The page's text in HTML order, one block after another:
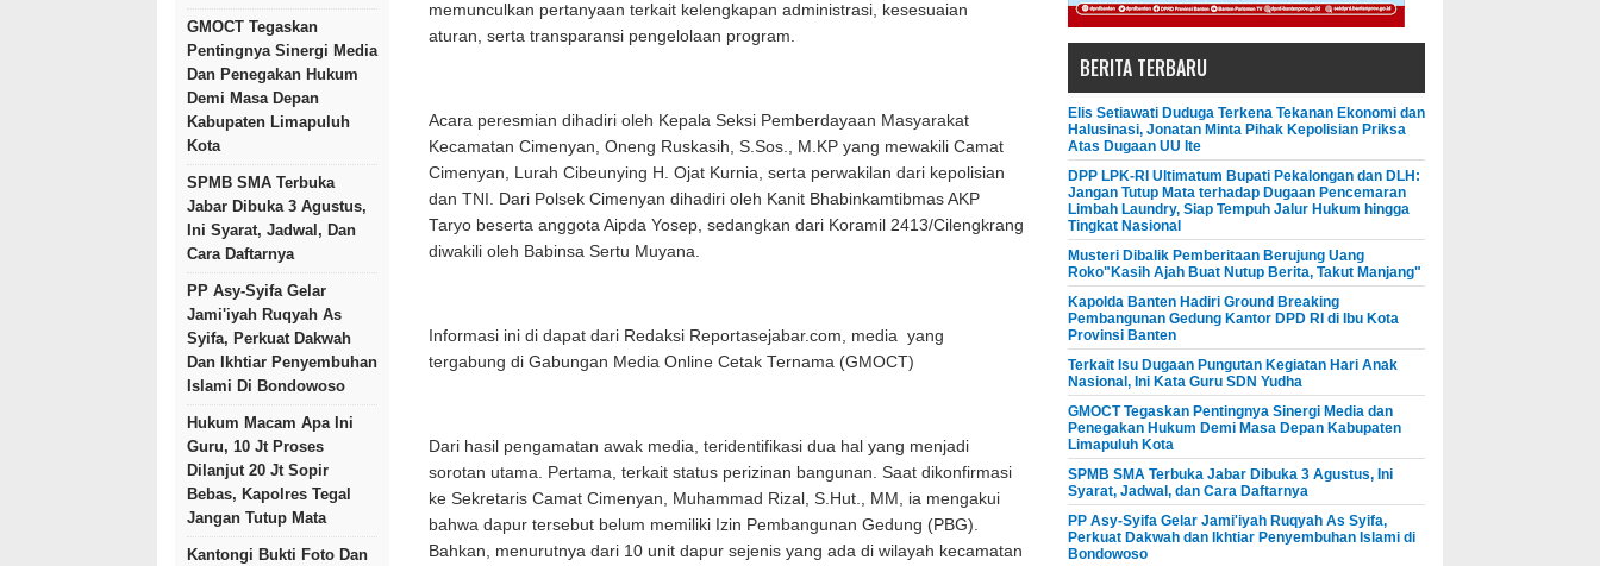
GMOCT Tegaskan
Pentingnya Sinergi Media
Dan Penegakan Hukum
Demi Masa Depan
Kabupaten Limapuluh
Kota
SPMB SMA Terbuka
Jabar Dibuka 3 Agustus,
Ini Syarat, Jadwal, Dan
Cara Daftarnya
PP Asy-Syifa Gelar
Jami'iyah Ruqyah As
Syifa, Perkuat Dakwah
Dan Ikhtiar Penyembuhan
Islami Di Bondowoso
Hukum Macam Apa Ini
Guru, 10 Jt Proses
Dilanjut 20 Jt Sopir
Bebas, Kapolres Tegal
Jangan Tutup Mata
Kantongi Bukti Foto Dan
memunculkan pertanyaan terkait kelengkapan administrasi, kesesuaian
aturan, serta transparansi pengelolaan program.
Acara peresmian dihadiri oleh Kepala Seksi Pemberdayaan Masyarakat
Kecamatan Cimenyan, Oneng Ruskasih, S.Sos., M.KP yang mewakili Camat
Cimenyan, Lurah Cibeunying H. Ojat Kurnia, serta perwakilan dari kepolisian
dan TNI. Dari Polsek Cimenyan dihadiri oleh Kanit Bhabinkamtibmas AKP
Taryo beserta anggota Aipda Yosep, sedangkan dari Koramil 2413/Cilengkrang
diwakili oleh Babinsa Sertu Muyana.
Informasi ini di dapat dari Redaksi Reportasejabar.com, media yang
tergabung di Gabungan Media Online Cetak Ternama (GMOCT)
Dari hasil pengamatan awak media, teridentifikasi dua hal yang menjadi
sorotan utama. Pertama, terkait status perizinan bangunan. Saat dikonfirmasi
ke Sekretaris Camat Cimenyan, Muhammad Rizal, S.Hut., MM, ia mengakui
bahwa dapur tersebut belum memiliki Izin Pembangunan Gedung (PBG).
Bahkan, menurutnya dari 10 unit dapur sejenis yang ada di wilayah kecamatan
BERITA TERBARU
Elis Setiawati Duduga Terkena Tekanan Ekonomi dan
Halusinasi, Jonatan Minta Pihak Kepolisian Priksa
Atas Dugaan UU Ite
DPP LPK-RI Ultimatum Bupati Pekalongan dan DLH:
Jangan Tutup Mata terhadap Dugaan Pencemaran
Limbah Laundry, Siap Tempuh Jalur Hukum hingga
Tingkat Nasional
Musteri Dibalik Pemberitaan Berujung Uang
Roko"Kasih Ajah Buat Nutup Berita, Takut Manjang"
Kapolda Banten Hadiri Ground Breaking
Pembangunan Gedung Kantor DPD RI di Ibu Kota
Provinsi Banten
Terkait Isu Dugaan Pungutan Kegiatan Hari Anak
Nasional, Ini Kata Guru SDN Yudha
GMOCT Tegaskan Pentingnya Sinergi Media dan
Penegakan Hukum Demi Masa Depan Kabupaten
Limapuluh Kota
SPMB SMA Terbuka Jabar Dibuka 3 Agustus, Ini
Syarat, Jadwal, dan Cara Daftarnya
PP Asy-Syifa Gelar Jami'iyah Ruqyah As Syifa,
Perkuat Dakwah dan Ikhtiar Penyembuhan Islami di
Bondowoso